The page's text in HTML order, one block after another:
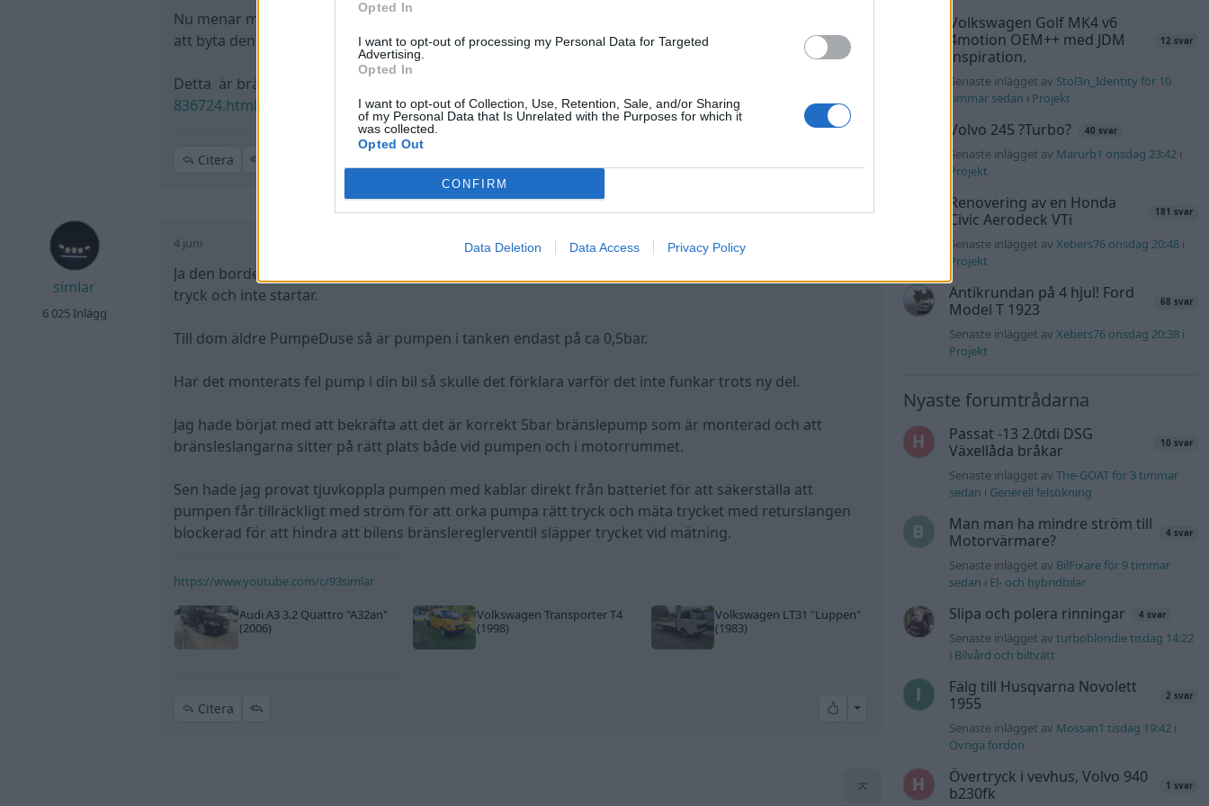
Opted In
I want to opt-out of processing my Personal Data for Targeted
Advertising.
Opted In
I want to opt-out of Collection, Use, Retention, Sale, and/or Sharing
of my Personal Data that Is Unrelated with the Purposes for which it
was collected.
Opted Out
CONFIRM
Data Deletion Data Access Privacy Policy
Nu menar mekanikern att bränslepumpen bara ger 1 bar när den bore ge 5 bar och rekommenderar
att byta den.
Detta är bränslepumpen som nyligen monterats
836724.html . Av vad jag kan utläsa ska den passa.
Citera
simlar
6 025 Inlägg
4 juni
Ja den borde ge 5bar om det är rätt pump för din CommonRail-diesel så då förstår jag att du får lågt
tryck och inte startar.
Till dom äldre PumpeDuse så är pumpen i tanken endast på ca 0,5bar.
Har det monterats fel pump i din bil så skulle det förklara varför det inte funkar trots ny del.
Jag hade börjat med att bekräfta att det är korrekt 5bar bränslepump som är monterad och att
bränsleslangarna sitter på rätt plats både vid pumpen och i motorrummet.
Sen hade jag provat tjuvkoppla pumpen med kablar direkt från batteriet för att säkerställa att
pumpen får tillräckligt med ström för att orka pumpa rätt tryck och mäta trycket med returslangen
blockerad för att hindra att bilens bränslereglerventil släpper trycket vid mätning.
https://www.youtube.com/c/93simlar
Audi A3 3.2 Quattro "A32an"
(2006)
Volkswagen Transporter T4
(1998)
Volkswagen LT31 "Luppen"
(1983)
Citera All reactions
Volkswagen Golf MK4 v6
4motion OEM++ med JDM
inspiration.
12 svar
Senaste inlägget av Stol3n_Identity för 10
timmar sedan i Projekt
Volvo 245 ?Turbo? 40 svar
Senaste inlägget av Marurb1 onsdag 23:42 i
Projekt
Renovering av en Honda
Civic Aerodeck VTi
181 svar
Senaste inlägget avXebers76 onsdag 20:48 i
Projekt
Antikrundan på 4 hjul! Ford
Model T 1923
68 svar
Senaste inlägget avXebers76 onsdag 20:38 i
Projekt
Nyaste forumtrådarna
Passat -13 2.0tdi DSG
Växellåda bråkar
10 svar
Senaste inlägget avThe-GOAT för 3 timmar
sedan i Generell felsökning
Man man ha mindre ström till
Motorvärmare?
4 svar
Senaste inlägget av BilFixare för 9 timmar
sedan i El- och hybridbilar
Slipa och polera rinningar 4 svar
Senaste inlägget avturboblondie tisdag 14:22
i Bilvård och biltvätt
Fälg till Husqvarna Novolett
1955
2 svar
Senaste inlägget av Mossan1 tisdag 19:42 i
Övriga fordon
Övertryck i vevhus, Volvo 940
b230fk
1 svar